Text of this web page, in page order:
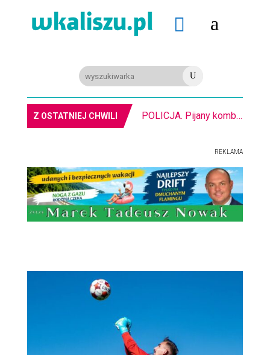
 a
U
Z OSTATNIEJ CHWILI POLICJA. Pijany kombajnista. Miał ponad 2 promile alkoholu
REKLAMA